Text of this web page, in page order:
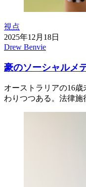
視点
2025年12月18日
Drew Benvie
豪のソーシャルメ
オーストラリアの16
わりつつある。法律施